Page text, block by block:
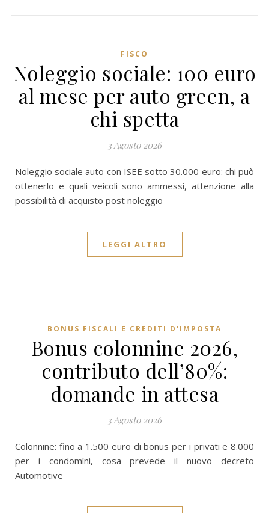
FISCO
Noleggio sociale: 100 euro
al mese per auto green, a
chi spetta
3 Agosto 2026
Noleggio sociale auto con ISEE sotto 30.000 euro: chi può
ottenerlo e quali veicoli sono ammessi, attenzione alla
possibilità di acquisto post noleggio
LEGGI ALTRO
BONUS FISCALI E CREDITI D'IMPOSTA
Bonus colonnine 2026,
contributo dell’80%:
domande in attesa
3 Agosto 2026
Colonnine: fino a 1.500 euro di bonus per i privati e 8.000
per i condomìni, cosa prevede il nuovo decreto
Automotive